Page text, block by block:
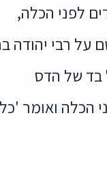
לפני הכלה,
על רבי יהודה
בד של הדס
הכלה ואומר